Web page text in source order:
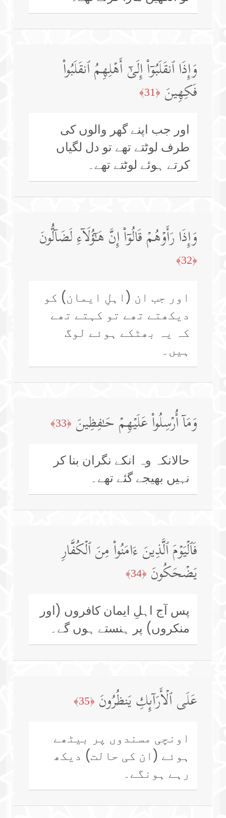
وَإِذَا ٱنقَلَبُوۤا۟ إِلَىٰۤ أَهۡلِهِمُ ٱنقَلَبُوا۟
فَكِهِینَ ﴿31﴾
اور جب اپنے گھر والوں کی
طرف لوٹتے تھے تو دل لگیاں
کرتے ہوئے لوٹتے تھے۔
وَإِذَا رَأَوۡهُمۡ قَالُوۤا۟ إِنَّ هَـٰۤؤُلَاۤءِ لَضَاۤلُّونَ
﴿32﴾
اور جب ان (اہلِ ایمان) کو
دیکھتے تھے تو کہتے تھے
کہ یہ بھٹکے ہوئے لوگ
ہیں۔
وَمَاۤ أُرۡسِلُوا۟ عَلَیۡهِمۡ حَـٰفِظِینَ ﴿33﴾
حالانکہ وہ انکے نگران بنا کر
نہیں بھیجے گئے تھے۔
فَٱلۡیَوۡمَ ٱلَّذِینَ ءَامَنُوا۟ مِنَ ٱلۡكُفَّارِ
یَضۡحَكُونَ ﴿34﴾
پس آج اہلِ ایمان کافروں (اور
منکروں) پر ہنستے ہوں گے۔
عَلَى ٱلۡأَرَاۤىِٕكِ یَنظُرُونَ ﴿35﴾
اونچی مسندوں پر بیٹھے
ہوئے (ان کی حالت) دیکھ
رہے ہونگے۔